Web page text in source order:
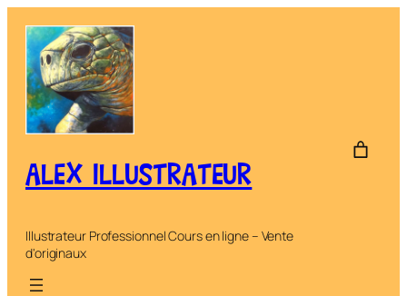
contenu
ALEX ILLUSTRATEUR
Illustrateur Professionnel Cours en ligne – Vente
d'originaux